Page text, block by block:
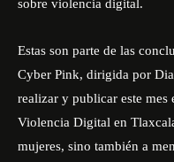
sobre violencia digital.
Estas son parte de las
Cyber Pink, dirigida por
realizar y publicar este
Violencia Digital en
mujeres, sino también a